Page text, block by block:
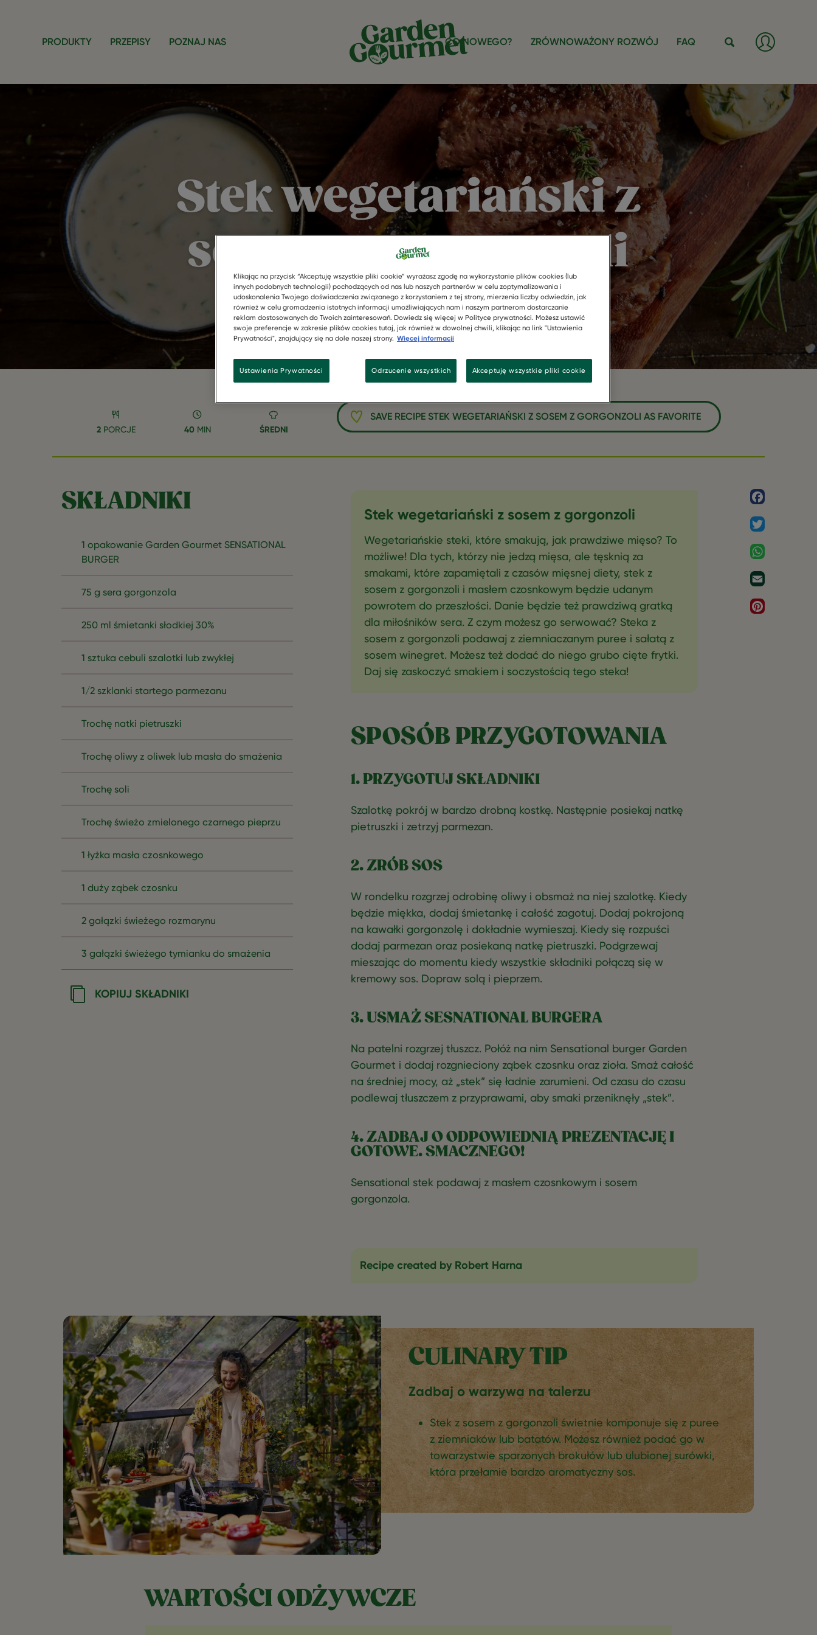
PRODUKTY PRZEPISY POZNAJ NAS CO NOWEGO? ZRÓWNOWAŻONY ROZWÓJ
FAQ
Stek wegetariański z
sosem z gorgonzoli
2 PORCJE 40 MIN ŚREDNI
SAVE RECIPE STEK WEGETARIAŃSKI Z SOSEM Z GORGONZOLI AS FAVORITE
SKŁADNIKI
1 opakowanie Garden Gourmet SENSATIONAL
BURGER
75 g sera gorgonzola
250 ml śmietanki słodkiej 30%
1 sztuka cebuli szalotki lub zwykłej
1/2 szklanki startego parmezanu
Trochę natki pietruszki
Trochę oliwy z oliwek lub masła do smażenia
Trochę soli
Trochę świeżo zmielonego czarnego pieprzu
1 łyżka masła czosnkowego
1 duży ząbek czosnku
2 gałązki świeżego rozmarynu
3 gałązki świeżego tymianku do smażenia
KOPIUJ SKŁADNIKI
Stek wegetariański z sosem z gorgonzoli
Wegetariańskie steki, które smakują, jak prawdziwe mięso? To
możliwe! Dla tych, którzy nie jedzą mięsa, ale tęsknią za
smakami, które zapamiętali z czasów mięsnej diety, stek z
sosem z gorgonzoli i masłem czosnkowym będzie udanym
powrotem do przeszłości. Danie będzie też prawdziwą gratką
dla miłośników sera. Z czym możesz go serwować? Steka z
sosem z gorgonzoli podawaj z ziemniaczanym puree i sałatą z
sosem winegret. Możesz też dodać do niego grubo cięte frytki.
Daj się zaskoczyć smakiem i soczystością tego steka!
SPOSÓB PRZYGOTOWANIA
1. PRZYGOTUJ SKŁADNIKI
Szalotkę pokrój w bardzo drobną kostkę. Następnie posiekaj natkę
pietruszki i zetrzyj parmezan.
2. ZRÓB SOS
W rondelku rozgrzej odrobinę oliwy i obsmaż na niej szalotkę. Kiedy
będzie miękka, dodaj śmietankę i całość zagotuj. Dodaj pokrojoną
na kawałki gorgonzolę i dokładnie wymieszaj. Kiedy się rozpuści
dodaj parmezan oraz posiekaną natkę pietruszki. Podgrzewaj
mieszając do momentu kiedy wszystkie składniki połączą się w
kremowy sos. Dopraw solą i pieprzem.
3. USMAŻ SESNATIONAL BURGERA
Na patelni rozgrzej tłuszcz. Połóż na nim Sensational burger Garden
Gourmet i dodaj rozgnieciony ząbek czosnku oraz zioła. Smaż całość
na średniej mocy, aż „stek” się ładnie zarumieni. Od czasu do czasu
podlewaj tłuszczem z przyprawami, aby smaki przeniknęły „stek”.
4. ZADBAJ O ODPOWIEDNIĄ PREZENTACJĘ I
GOTOWE. SMACZNEGO!
Sensational stek podawaj z masłem czosnkowym i sosem
gorgonzola.
Recipe created by Robert Harna
CULINARY TIP
Zadbaj o warzywa na talerzu
Stek z sosem z gorgonzoli świetnie komponuje się z puree
z ziemniaków lub batatów. Możesz również podać go w
towarzystwie sparzonych brokułów lub ulubionej surówki,
która przełamie bardzo aromatyczny sos.
WARTOŚCI ODŻYWCZE
Klikając na przycisk “Akceptuję wszystkie pliki cookie” wyrażasz zgodę na wykorzystanie plików cookies (lub
innych podobnych technologii) pochodzących od nas lub naszych partnerów w celu zoptymalizowania i
udoskonalenia Twojego doświadczenia związanego z korzystaniem z tej strony, mierzenia liczby odwiedzin, jak
również w celu gromadzenia istotnych informacji umożliwiających nam i naszym partnerom dostarczanie
reklam dostosowanych do Twoich zainteresowań. Dowiedz się więcej w Polityce prywatności. Możesz ustawić
swoje preferencje w zakresie plików cookies tutaj, jak również w dowolnej chwili, klikając na link "Ustawienia
Prywatności", znajdujący się na dole naszej strony. Więcej informacji
Ustawienia Prywatności Odrzucenie wszystkich Akceptuję wszystkie pliki cookie